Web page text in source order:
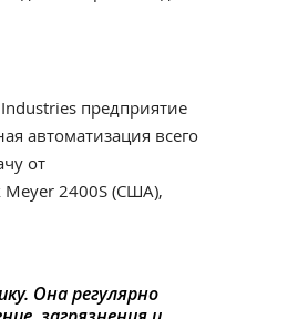
предприятие
автоматизация всего
от
2400S (США),
Она регулярно